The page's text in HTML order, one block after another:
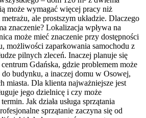
może wymagać więcej pracy niż
ale prostszym układzie. Dlaczego
znaczenie? Lokalizacja wpływa na
może mieć znaczenie przy dostępności
możliwości zaparkowania samochodu z
pilnych zleceń. Inaczej planuje się
Gdańska, gdzie problemem może
budynku, a inaczej domu w Osowej,
miasta. Dla klienta najważniejsze jest
jego dzielnicę i czy może
Jak działa usługa sprzątania
sprzątanie zaczyna się od